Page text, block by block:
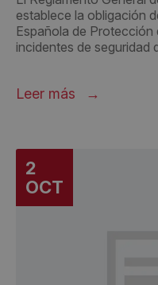
establece la obligación
Española de
incidentes de seguridad
Leer más
2
OCT